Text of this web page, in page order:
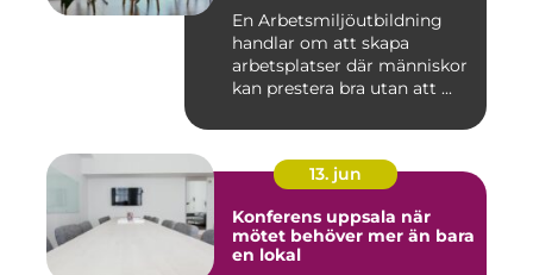
En Arbetsmiljöutbildning
handlar om att skapa
arbetsplatser där människor
kan prestera bra utan att ...
13. jun
Konferens uppsala när
mötet behöver mer än bara
en lokal